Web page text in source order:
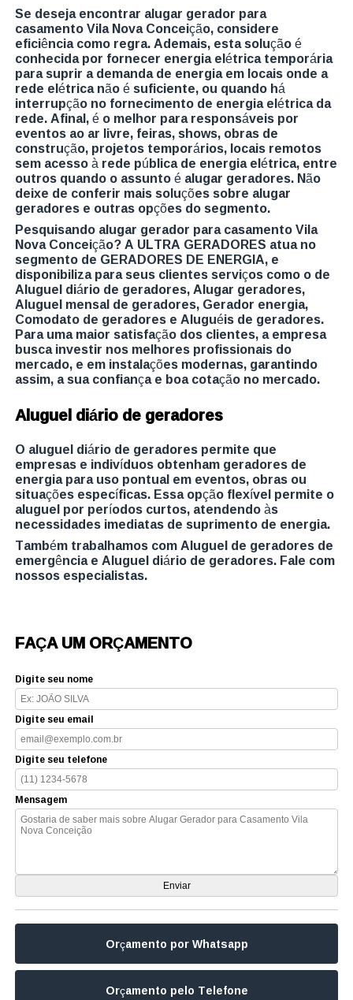
Se deseja encontrar alugar gerador para
casamento Vila Nova Conceição, considere
eficiência como regra. Ademais, esta solução é
conhecida por fornecer energia elétrica temporária
para suprir a demanda de energia em locais onde a
rede elétrica não é suficiente, ou quando há
interrupção no fornecimento de energia elétrica da
rede. Afinal, é o melhor para responsáveis por
eventos ao ar livre, feiras, shows, obras de
construção, projetos temporários, locais remotos
sem acesso à rede pública de energia elétrica, entre
outros quando o assunto é alugar geradores. Não
deixe de conferir mais soluções sobre alugar
geradores e outras opções do segmento.
Pesquisando alugar gerador para casamento Vila
Nova Conceição? A ULTRA GERADORES atua no
segmento de GERADORES DE ENERGIA, e
disponibiliza para seus clientes serviços como o de
Aluguel diário de geradores, Alugar geradores,
Aluguel mensal de geradores, Gerador energia,
Comodato de geradores e Aluguéis de geradores.
Para uma maior satisfação dos clientes, a empresa
busca investir nos melhores profissionais do
mercado, e em instalações modernas, garantindo
assim, a sua confiança e boa cotação no mercado.
Aluguel diário de geradores
O aluguel diário de geradores permite que
empresas e indivíduos obtenham geradores de
energia para uso pontual em eventos, obras ou
situações específicas. Essa opção flexível permite o
aluguel por períodos curtos, atendendo às
necessidades imediatas de suprimento de energia.
Também trabalhamos com Aluguel de geradores de
emergência e Aluguel diário de geradores. Fale com
nossos especialistas.
FAÇA UM ORÇAMENTO
Digite seu nome
Digite seu email
Digite seu telefone
Mensagem
Orçamento por Whatsapp
Orçamento pelo Telefone